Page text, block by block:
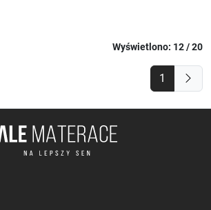
Wyświetlono: 12 / 20
1